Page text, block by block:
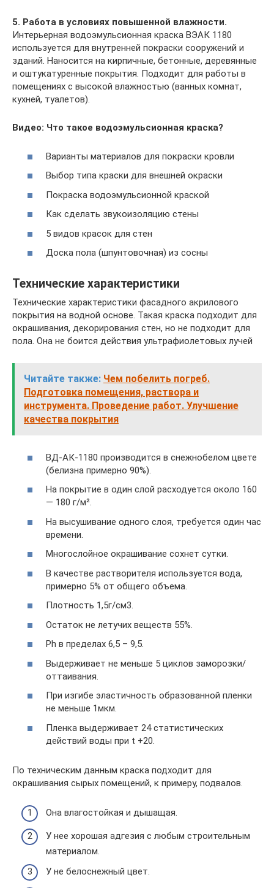
5. Работа в условиях повышенной влажности.
Интерьерная водоэмульсионная краска ВЭАК 1180
используется для внутренней покраски сооружений и
зданий. Наносится на кирпичные, бетонные, деревянные
и оштукатуренные покрытия. Подходит для работы в
помещениях с высокой влажностью (ванных комнат,
кухней, туалетов).
Видео: Что такое водоэмульсионная краска?
Варианты материалов для покраски кровли
Выбор типа краски для внешней окраски
Покраска водоэмульсионной краской
Как сделать звукоизоляцию стены
5 видов красок для стен
Доска пола (шпунтовочная) из сосны
Технические характеристики
Технические характеристики фасадного акрилового
покрытия на водной основе. Такая краска подходит для
окрашивания, декорирования стен, но не подходит для
пола. Она не боится действия ультрафиолетовых лучей
Читайте также: Чем побелить погреб.
Подготовка помещения, раствора и
инструмента. Проведение работ. Улучшение
качества покрытия
ВД-АК-1180 производится в снежнобелом цвете
(белизна примерно 90%).
На покрытие в один слой расходуется около 160
— 180 г/м².
На высушивание одного слоя, требуется один час
времени.
Многослойное окрашивание сохнет сутки.
В качестве растворителя используется вода,
примерно 5% от общего объема.
Плотность 1,5г/см3.
Остаток не летучих веществ 55%.
Ph в пределах 6,5 – 9,5.
Выдерживает не меньше 5 циклов заморозки/
оттаивания.
При изгибе эластичность образованной пленки
не меньше 1мкм.
Пленка выдерживает 24 статистических
действий воды при t +20.
По техническим данным краска подходит для
окрашивания сырых помещений, к примеру, подвалов.
Она влагостойкая и дышащая.
У нее хорошая адгезия с любым строительным
материалом.
У не белоснежный цвет.